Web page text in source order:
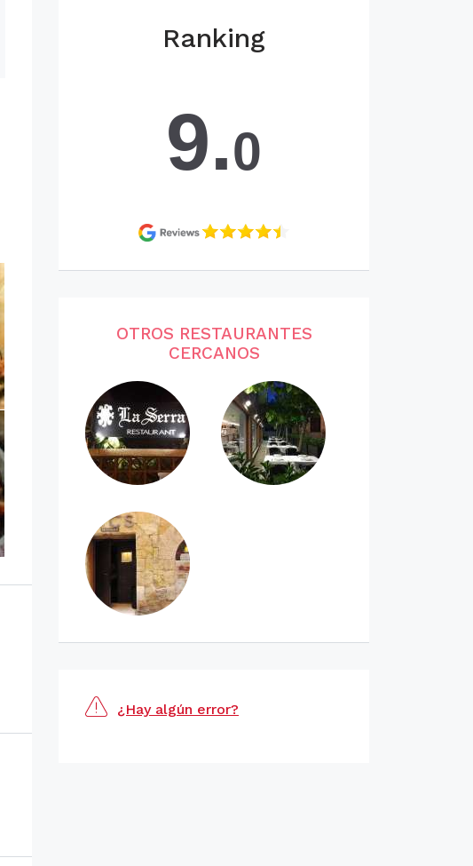
Ranking
9.0
OTROS RESTAURANTES
CERCANOS
¿Hay algún error?